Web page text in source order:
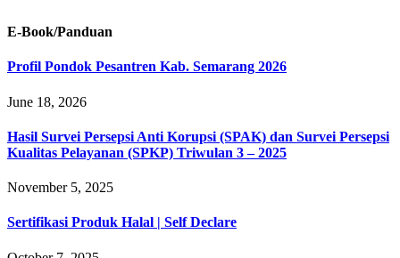
E-Book/Panduan
Profil Pondok Pesantren Kab. Semarang 2026
June 18, 2026
Hasil Survei Persepsi Anti Korupsi (SPAK) dan Survei Persepsi
Kualitas Pelayanan (SPKP) Triwulan 3 – 2025
November 5, 2025
Sertifikasi Produk Halal | Self Declare